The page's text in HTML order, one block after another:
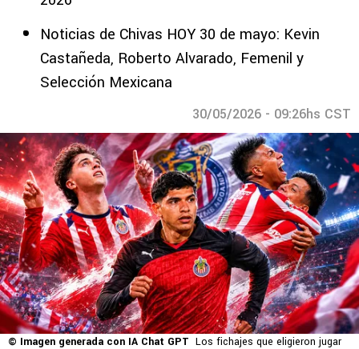
Noticias de Chivas HOY 30 de mayo: Kevin
Castañeda, Roberto Alvarado, Femenil y
Selección Mexicana
30/05/2026 - 09:26hs CST
© Imagen generada con IA Chat GPT Los fichajes que eligieron jugar